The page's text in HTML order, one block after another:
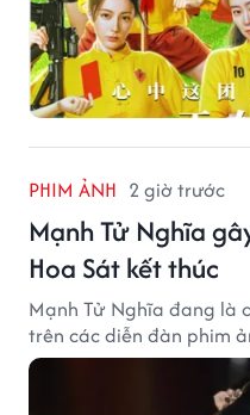
PHIM ẢNH 2 giờ trước
Mạnh Tử Nghĩa
Hoa Sát kết thúc
Mạnh Tử Nghĩa đang là
trên các diễn đàn phim